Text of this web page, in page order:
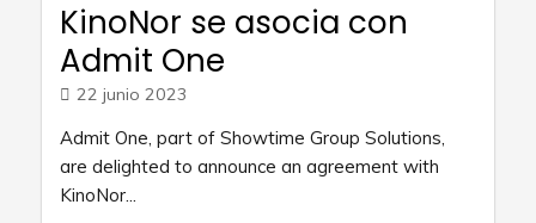
KinoNor se asocia con
Admit One
22 junio 2023
Admit One, part of Showtime Group Solutions,
are delighted to announce an agreement with
KinoNor...